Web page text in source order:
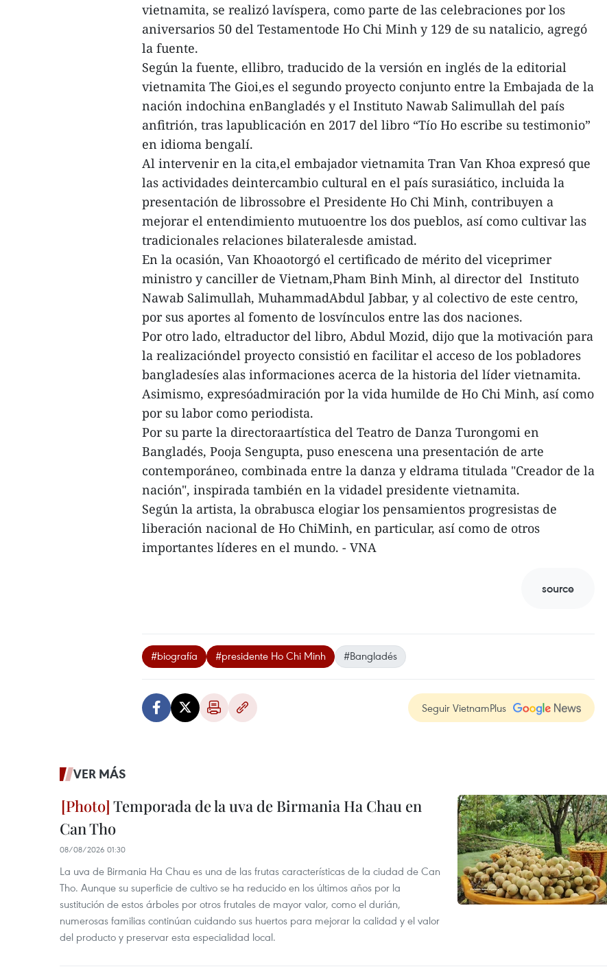
vietnamita, se realizó lavíspera, como parte de las celebraciones por los
aniversarios 50 del Testamentode Ho Chi Minh y 129 de su natalicio, agregó
la fuente.
Según la fuente, ellibro, traducido de la versión en inglés de la editorial
vietnamita The Gioi,es el segundo proyecto conjunto entre la Embajada de la
nación indochina enBangladés y el Instituto Nawab Salimullah del país
anfitrión, tras lapublicación en 2017 del libro “Tío Ho escribe su testimonio”
en idioma bengalí.
Al intervenir en la cita,el embajador vietnamita Tran Van Khoa expresó que
las actividades deintercambio cultural en el país surasiático, incluida la
presentación de librossobre el Presidente Ho Chi Minh, contribuyen a
mejorar el entendimiento mutuoentre los dos pueblos, así como cultivar las
tradicionales relaciones bilateralesde amistad.
En la ocasión, Van Khoaotorgó el certificado de mérito del viceprimer
ministro y canciller de Vietnam,Pham Binh Minh, al director del Instituto
Nawab Salimullah, MuhammadAbdul Jabbar, y al colectivo de este centro,
por sus aportes al fomento de losvínculos entre las dos naciones.
Por otro lado, eltraductor del libro, Abdul Mozid, dijo que la motivación para
la realizacióndel proyecto consistió en facilitar el acceso de los pobladores
bangladesíes alas informaciones acerca de la historia del líder vietnamita.
Asimismo, expresóadmiración por la vida humilde de Ho Chi Minh, así como
por su labor como periodista.
Por su parte la directoraartística del Teatro de Danza Turongomi en
Bangladés, Pooja Sengupta, puso enescena una presentación de arte
contemporáneo, combinada entre la danza y eldrama titulada "Creador de la
nación", inspirada también en la vidadel presidente vietnamita.
Según la artista, la obrabusca elogiar los pensamientos progresistas de
liberación nacional de Ho ChiMinh, en particular, así como de otros
importantes líderes en el mundo. - VNA
source
#biografía #presidente Ho Chi Minh #Bangladés
Seguir VietnamPlus
VER MÁS
Temporada de la uva de Birmania Ha Chau en
Can Tho
08/08/2026 01:30
La uva de Birmania Ha Chau es una de las frutas características de la ciudad de Can
Tho. Aunque su superficie de cultivo se ha reducido en los últimos años por la
sustitución de estos árboles por otros frutales de mayor valor, como el durián,
numerosas familias continúan cuidando sus huertos para mejorar la calidad y el valor
del producto y preservar esta especialidad local.